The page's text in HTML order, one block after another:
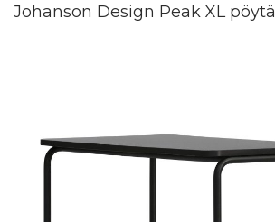
Johanson Design Peak XL pöytä